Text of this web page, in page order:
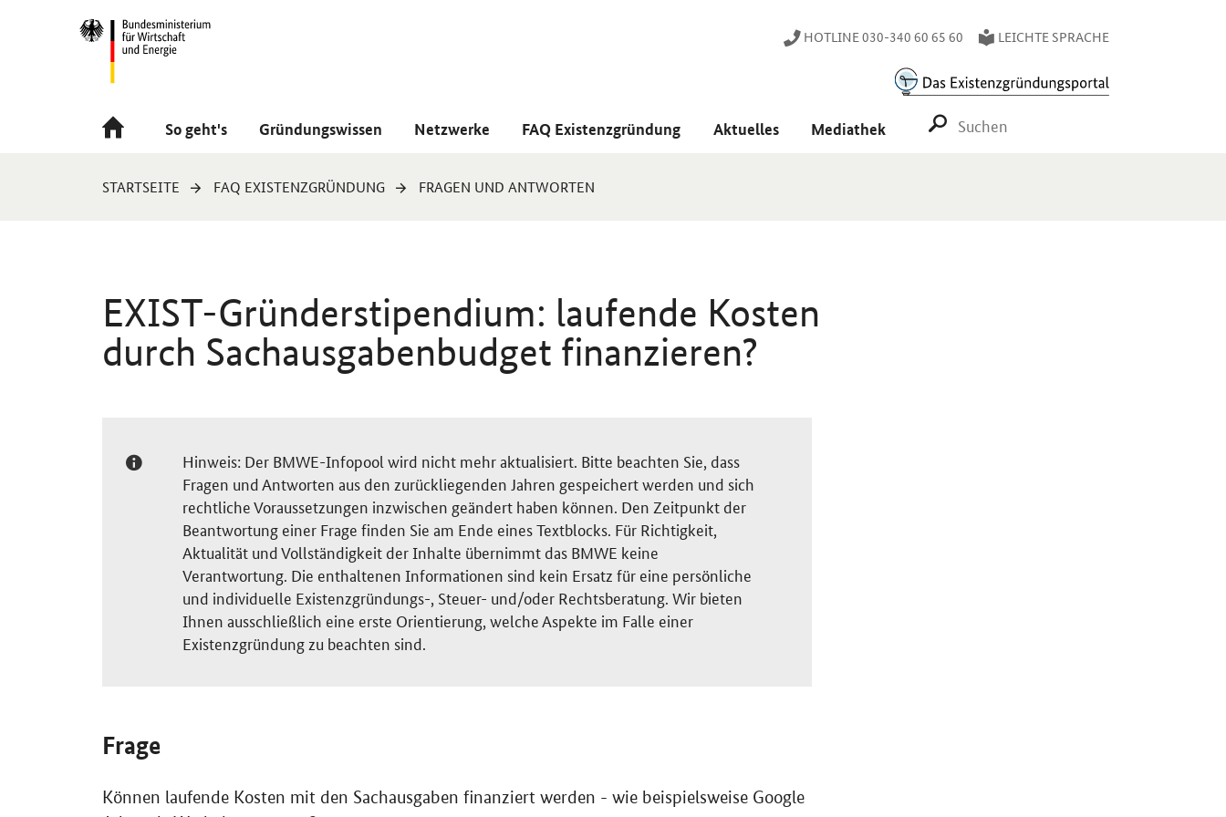
Navigation
Hauptmenü HOTLINE 030-340 60 65 60 LEICHTE SPRACHE
So geht's Gründungswissen Netzwerke FAQ Existenzgründung Aktuelles Mediathek SUCHE STARTEN
Sie
STARTSEITE FAQ EXISTENZGRÜNDUNG FRAGEN UND ANTWORTEN
EXIST-Gründerstipendium: laufende Kosten
durch Sachausgabenbudget finanzieren?
Hinweis: Der BMWE-Infopool wird nicht mehr aktualisiert. Bitte beachten Sie, dass
Fragen und Antworten aus den zurückliegenden Jahren gespeichert werden und sich
rechtliche Voraussetzungen inzwischen geändert haben können. Den Zeitpunkt der
Beantwortung einer Frage finden Sie am Ende eines Textblocks. Für Richtigkeit,
Aktualität und Vollständigkeit der Inhalte übernimmt das BMWE keine
Verantwortung. Die enthaltenen Informationen sind kein Ersatz für eine persönliche
und individuelle Existenzgründungs-, Steuer- und/oder Rechtsberatung. Wir bieten
Ihnen ausschließlich eine erste Orientierung, welche Aspekte im Falle einer
Existenzgründung zu beachten sind.
Frage
Können laufende Kosten mit den Sachausgaben finanziert werden - wie beispielsweise Google